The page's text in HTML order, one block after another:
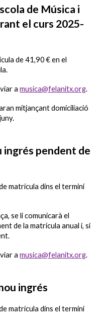
de Música i
el curs 2025-
de41,90 €en el
amusica@felanitx.org.
mitjançant domiciliació
pendent de
matrícula dins el termini
se li comunicarà el
de la matrícula anual i, si
amusica@felanitx.org.
ingrés
matrícula dins el termini